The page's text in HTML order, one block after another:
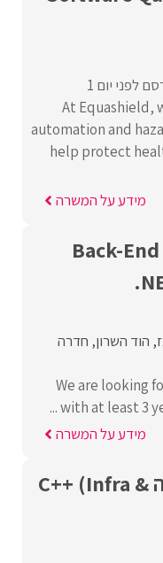
לפני יום 1
At Equashield,
automation and
help protect
מידע על המשרה
Back-
הוד השרון חדרה
• We are
with at least 3
מידע על המשרה
מפתח/ת אוטומציה C++ (Infra &